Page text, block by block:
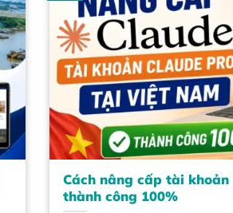
Cách nâng cấp tài
thành công 100%